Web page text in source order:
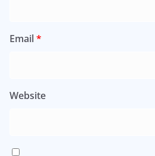
Email*
Website